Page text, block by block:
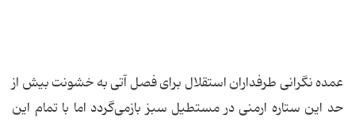
عمده نگرانی طرفداران استقلال برای فصل آتی به خشونت بیش از
حد این ستاره ارمنی در مستطیل سبز بازمی‌گردد اما با تمام این